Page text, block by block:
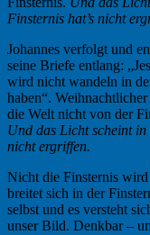
Finsternis hat’s nicht
Johannes verfolgt und
seine Briefe entlang:
wird nicht wandeln in
haben“.
die Welt nicht von der
Und das Licht scheint
nicht ergriffen.
Nicht die Finsternis
breitet sich in der
selbst und es versteht
unser Bild. Denkbar –